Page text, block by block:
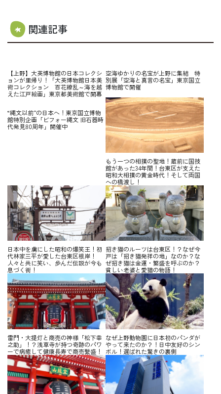
関連記事
【上野】大英博物館の日本コレクシ
ョンが里帰り！「大英博物館日本美
術コレクション 百花繚乱～海を越
えた江戸絵画」東京都美術館で開幕
空海ゆかりの名宝が上野に集結 特
別展「空海と真言の名宝」東京国立
博物館で開催
“縄文以前”の日本へ！東京国立博物
館特別企画「ビフォー縄文 旧石器時
代発見80周年」開催中
もう一つの相撲の聖地！蔵前に国技
館があった34年間！台東区が支えた
昭和大相撲の黄金時代！そして両国
への橋渡し！
日本中を虜にした昭和の爆笑王！初
代林家三平が愛した台東区根岸！
人々と共に笑い、歩んだ伝説が今も
息づく街！
招き猫のルーツは台東区！？なぜ今
戸は「招き猫発祥の地」なのか？な
ぜ招き猫は金運・繁盛を呼ぶのか？
貧しい老婆と愛猫の物語！
雷門・大提灯と商売の神様「松下幸
之助」！？浅草寺が持つ奇跡のパワ
ーで病癒して健康長寿で商売繫盛！
なぜ上野動物園に日本初のパンダが
やって来たのか？！日中友好のシン
ボル！選ばれた驚きの裏側